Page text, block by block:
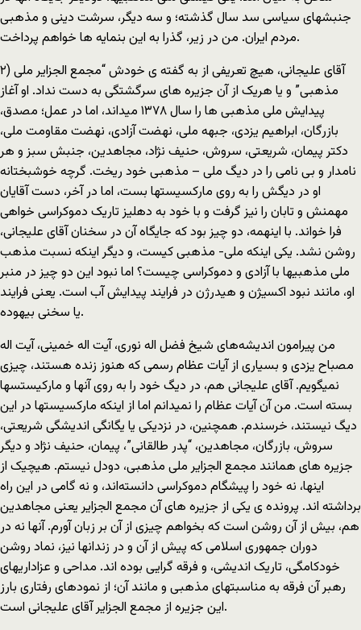
جنبشهای سیاسی سد سال گذشته؛ و سه دیگر، سرشت دینی و مذهبی
مردم ایران. من در زیر، گذرا به این بنمایه ها خواهم پرداخت.
۲) آقای علیجانی، هیچ تعریفی از به گفته ی خودش “مجمع الجزایر ملی
مذهبی” و یا هریک از آن جزیره های سرگشتگی به دست نداد. او آغاز
پیدایش ملی مذهبی ها را سال ۱٣۷٨ میداند، اما در عمل؛ مصدق،
بازرگان، ابراهیم یزدی، جبهه ملی، نهضت آزادی، نهضت مقاومت ملی،
دکتر پیمان، شریعتی، سروش، حنیف نژاد، مجاهدین، جنبش سبز و هر
نامدار و بی نامی را در دیگ ملی – مذهبی خود ریخت. گرچه خوشبختانه
او در دیگش را به روی مارکسیستها بست، اما در آخر، دست آقایان
مهمنش و تابان را نیز گرفت و با خود به دهلیز تاریک دموکراسی خواهی
فرا خواند. با اینهمه، دو چیز بود که جایگاه آن در سخنان آقای علیجانی،
روشن نشد. یکی اینکه ملی- مذهبی کیست، و دیگر اینکه نسبت مذهب
ملی مذهبیها با آزادی و دموکراسی چیست؟ اما نبود این دو چیز در منبر
او، مانند نبود اکسیژن و هیدرژن در فرایند پیدایش آب است. یعنی فرایند
یا سخنی بیهوده.
من پیرامون اندیشه‌های شیخ فضل اله نوری، آیت اله خمینی، آیت اله
مصباح یزدی و بسیاری از آیات عظام رسمی که هنوز زنده هستند، چیزی
نمیگویم. آقای علیجانی هم، در دیگ خود را به روی آنها و مارکیستسها
بسته است. من آن آیات عظام را نمیدانم اما از اینکه مارکسیستها در این
دیگ نیستند، خرسندم. همچنین، در نزدیکی یا یگانگی اندیشگی شریعتی،
سروش، بازرگان، مجاهدین، “پدر طالقانی”، پیمان، حنیف نژاد و دیگر
جزیره‌ های همانند مجمع الجزایر ملی مذهبی، دودل نیستم. هیچیک از
اینها، نه خود را پیشگام دموکراسی دانسته‌اند، و نه گامی در این راه
برداشته اند. پرونده ی یکی از جزیره‌ های آن مجمع الجزایر یعنی مجاهدین
هم، بیش از آن روشن است که بخواهم چیزی از آن بر زبان آورم. آنها نه در
دوران جمهوری اسلامی که پیش از آن و در زندانها نیز، نماد روشن
خودکامگی، تاریک اندیشی، و فرقه گرایی بوده اند. مداحی و عزاداریهای
رهبر آن فرقه به مناسبتهای مذهبی و مانند آن؛ از نمودهای رفتاری بارز
این جزیره از مجمع الجزایر آقای علیجانی است.